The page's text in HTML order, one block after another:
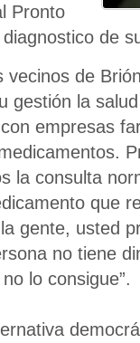
Pronto
de
vecinos de
gestión la
empresas
la consulta
que
gente, usted
no tiene
lo consigue”.